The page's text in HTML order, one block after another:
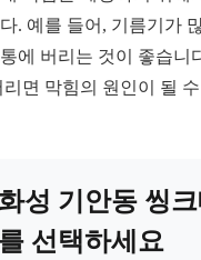
. 예를 들어, 기름기가
에 버리는 것이 좋습니
리면 막힘의 원인이 될
성 기안동 씽
선택하세요